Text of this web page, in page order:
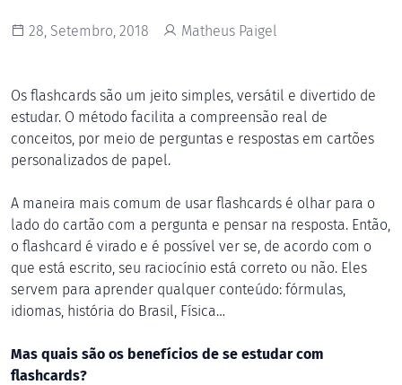
28, Setembro, 2018 Matheus Paigel
Os flashcards são um jeito simples, versátil e divertido de
estudar. O método facilita a compreensão real de
conceitos, por meio de perguntas e respostas em cartões
personalizados de papel.
A maneira mais comum de usar flashcards é olhar para o
lado do cartão com a pergunta e pensar na resposta. Então,
o flashcard é virado e é possível ver se, de acordo com o
que está escrito, seu raciocínio está correto ou não. Eles
servem para aprender qualquer conteúdo: fórmulas,
idiomas, história do Brasil, Física…
Mas quais são os benefícios de se estudar com
flashcards?